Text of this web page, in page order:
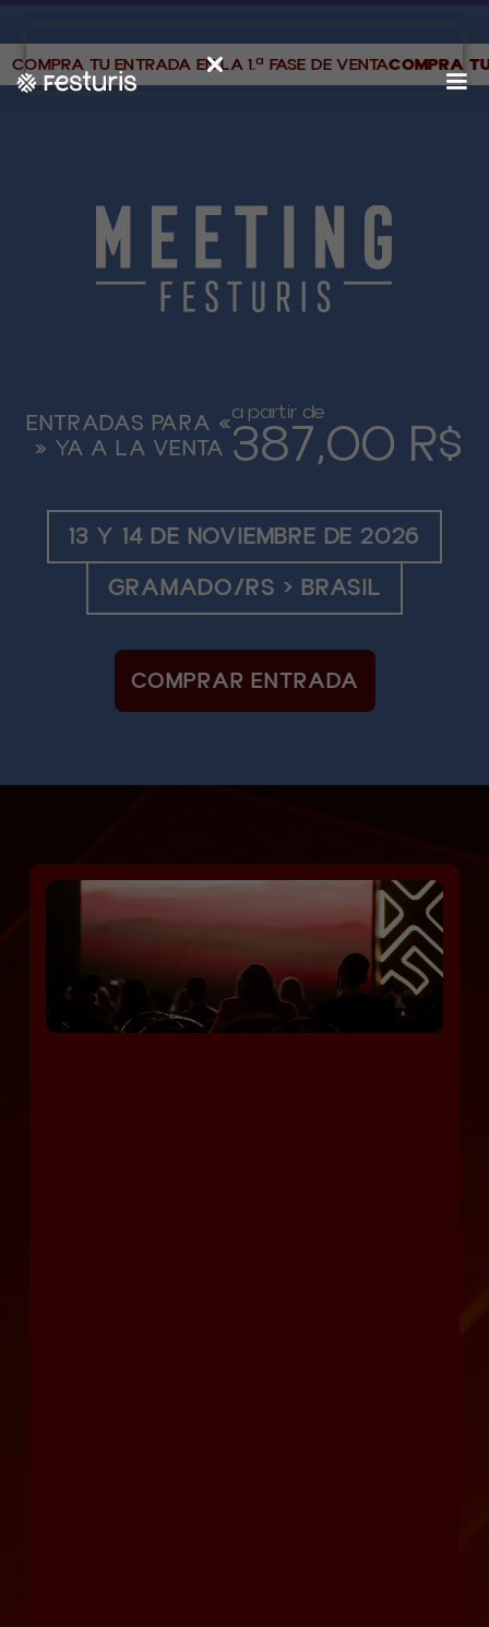
COMPRA TU ENTRADA EN LA 1.ª FASE DE VENTACOMPRA
ENTRADAS PARA «
» YA A LA VENTA
a partir de
387,00 R$
13 Y 14 DE NOVIEMBRE DE 2026
GRAMADO/RS > BRASIL
COMPRAR ENTRADA